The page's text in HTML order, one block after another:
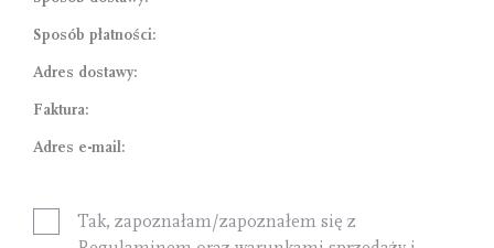
Sposób płatności:
Adres dostawy:
Faktura:
Adres e-mail:
Tak, zapoznałam/zapoznałem się z